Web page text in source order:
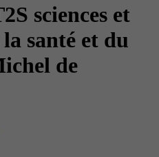
sciences et
santé et du
de